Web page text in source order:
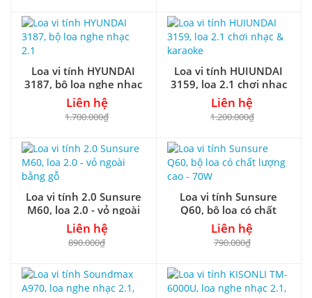
Loa vi tính HYUNDAI
3187, bộ loa nghe nhạc
2.1
Liên hệ
1.700.000₫
Loa vi tính HUIUNDAI
3159, loa 2.1 chơi nhạc
& karaoke
Liên hệ
1.200.000₫
Loa vi tính 2.0 Sunsure
M60, loa 2.0 - vỏ ngoài
bằng gỗ
Liên hệ
890.000₫
Loa vi tính Sunsure
Q60, bộ loa có chất
lượng cao - 70W
Liên hệ
790.000₫